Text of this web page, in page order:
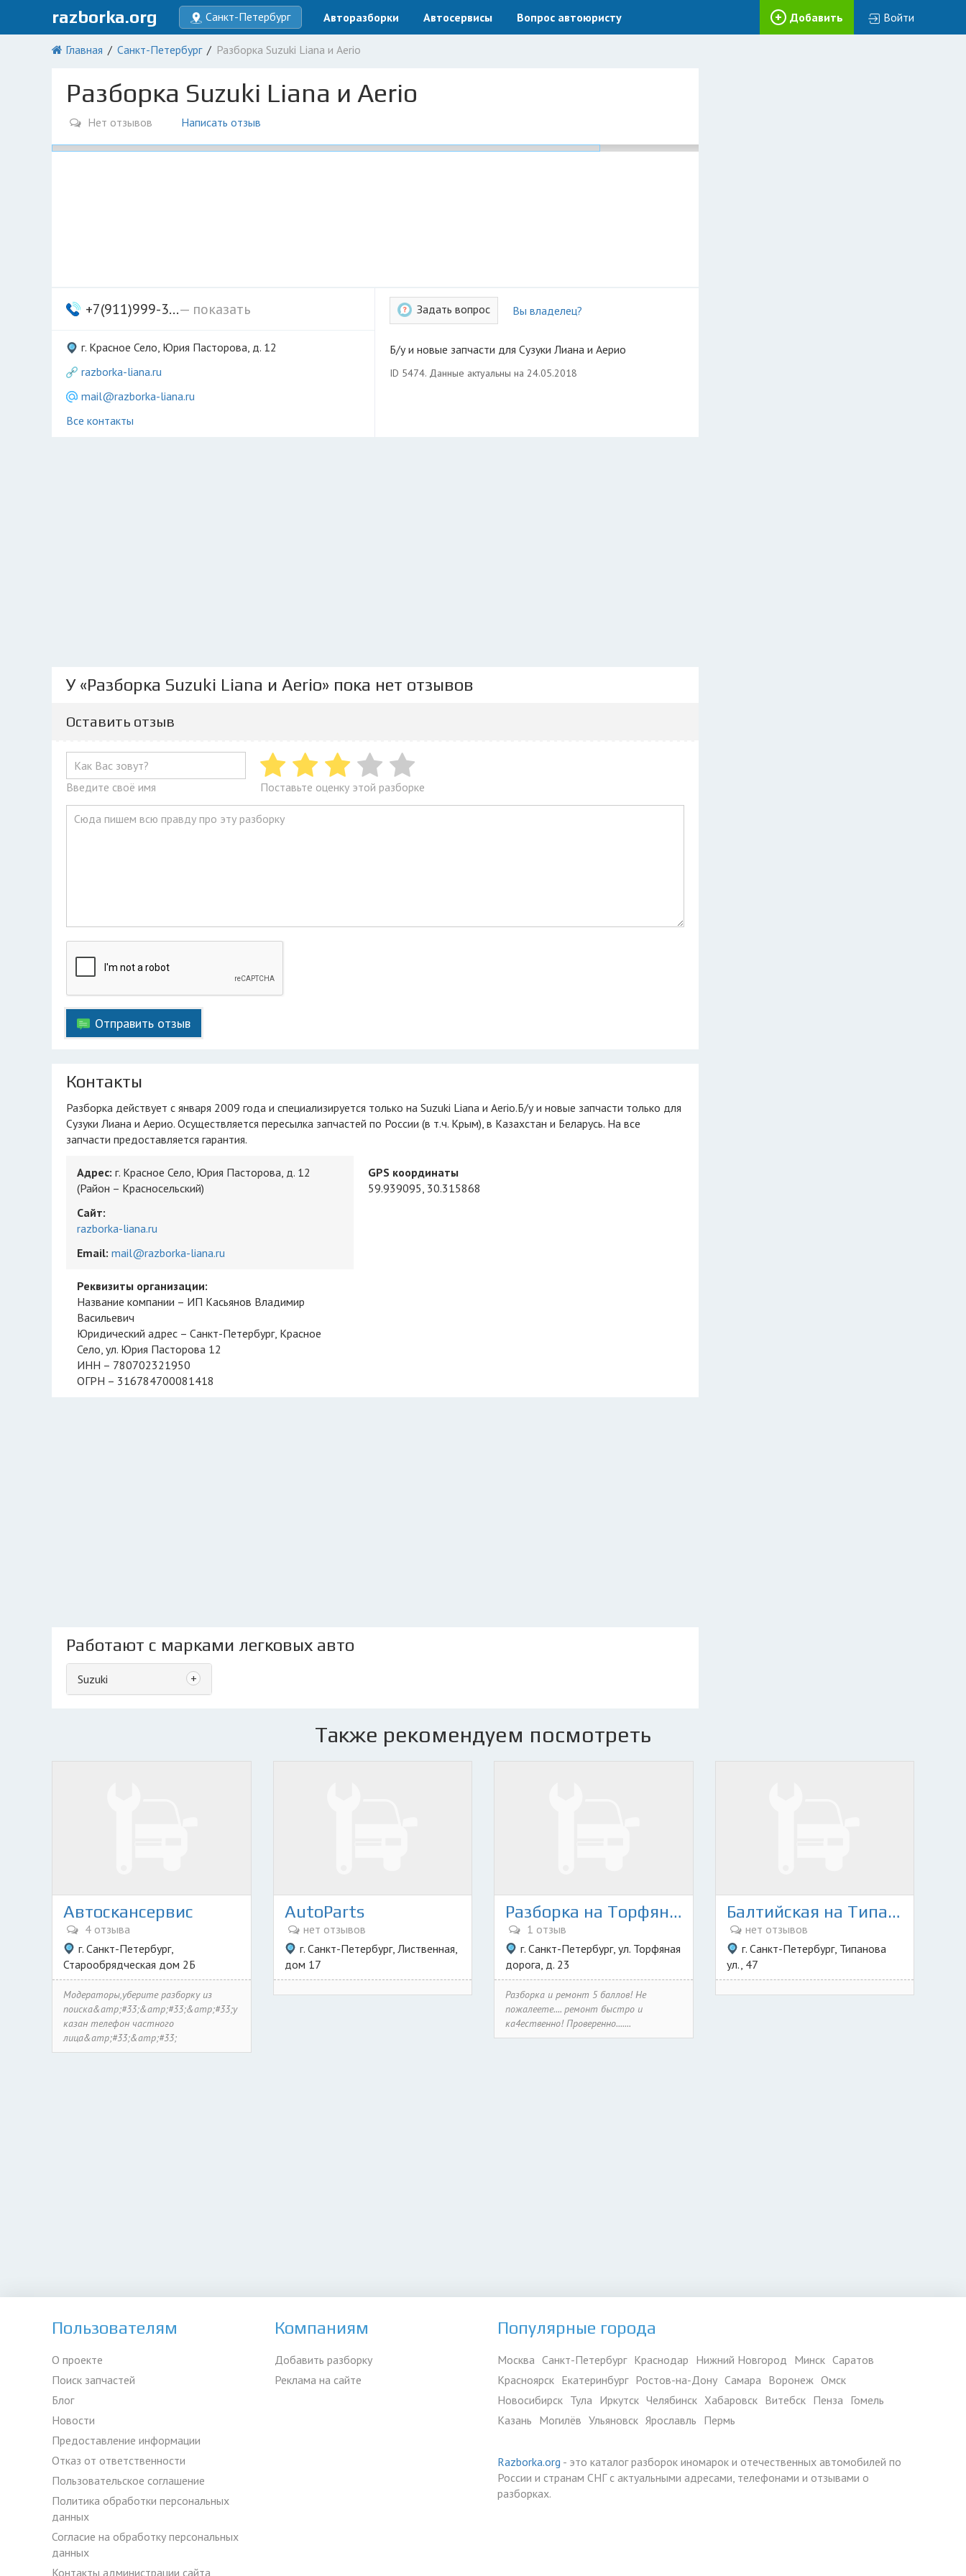
razborka.org Санкт-Петербург Авторазборки Автосервисы Вопрос автоюристу Добавить Войти
Главная Санкт-Петербург Разборка Suzuki Liana и Aerio
Разборка Suzuki Liana и Aerio
Нет отзывов Написать отзыв
+7(911)999-3...— показать
г. Красное Село, Юрия Пасторова, д. 12
razborka-liana.ru
mail@razborka-liana.ru
Все контакты
Задать вопрос Вы владелец?
Б/у и новые запчасти для Сузуки Лиана и Аерио
ID 5474. Данные актуальны на 24.05.2018
У «Разборка Suzuki Liana и Aerio» пока нет отзывов
Оставить отзыв
Введите своё имя Поставьте оценку этой разборке
Отправить отзыв
Контакты
Разборка действует с января 2009 года и специализируется только на Suzuki Liana и Aerio.Б/у и новые запчасти только для
Сузуки Лиана и Аерио. Осуществляется пересылка запчастей по России (в т.ч. Крым), в Казахстан и Беларусь. На все
запчасти предоставляется гарантия.
Адрес: г. Красное Село, Юрия Пасторова, д. 12
(Район – Красносельский)
Сайт:
razborka-liana.ru
Email: mail@razborka-liana.ru
Реквизиты организации:
Название компании – ИП Касьянов Владимир
Васильевич
Юридический адрес – Санкт-Петербург, Красное
Село, ул. Юрия Пасторова 12
ИНН – 780702321950
ОГРН – 316784700081418
GPS координаты
59.939095, 30.315868
Работают с марками легковых авто
Suzuki +
Также рекомендуем посмотреть
Автоскансервис
4 отзыва
г. Санкт-Петербург,
Старообрядческая дом 2Б
Модераторы,уберите разборку из
поиска&amp;#33;&amp;#33;&amp;#33;у
казан телефон частного
лица&amp;#33;&amp;#33;
AutoParts
нет отзывов
г. Санкт-Петербург, Лиственная,
дом 17
Разборка на Торфяной дороге 23
1 отзыв
г. Санкт-Петербург, ул. Торфяная
дорога, д. 23
Разборка и ремонт 5 баллов! Не
пожалеете.... ремонт быстро и
ка4ественно! Проверенно.......
Балтийская на Типанова
нет отзывов
г. Санкт-Петербург, Типанова
ул., 47
Пользователям
О проекте
Поиск запчастей
Блог
Новости
Предоставление информации
Отказ от ответственности
Пользовательское соглашение
Политика обработки персональных
данных
Согласие на обработку персональных
данных
Контакты администрации сайта
Компаниям
Добавить разборку
Реклама на сайте
Популярные города
Москва Санкт-Петербург Краснодар Нижний Новгород Минск Саратов
Красноярск Екатеринбург Ростов-на-Дону Самара Воронеж Омск
Новосибирск Тула Иркутск Челябинск Хабаровск Витебск Пенза Гомель
Казань Могилёв Ульяновск Ярославль Пермь
Razborka.org - это каталог разборок иномарок и отечественных автомобилей по
России и странам СНГ с актуальными адресами, телефонами и отзывами о
разборках.